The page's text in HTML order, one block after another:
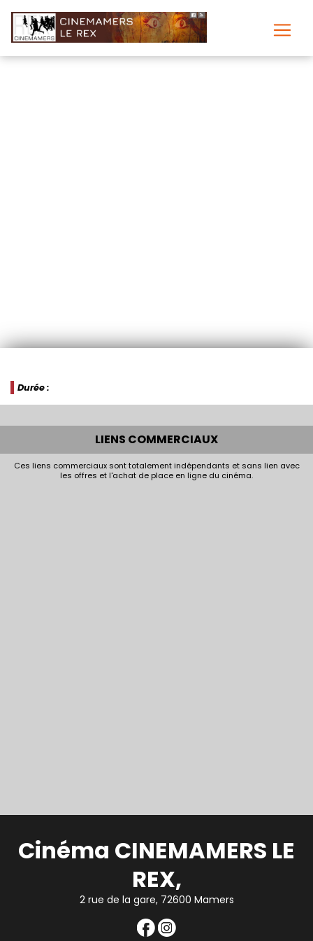
Durée :
LIENS COMMERCIAUX
Ces liens commerciaux sont totalement indépendants et sans lien avec
les offres et l'achat de place en ligne du cinéma.
Cinéma CINEMAMERS LE
REX,
2 rue de la gare, 72600 Mamers